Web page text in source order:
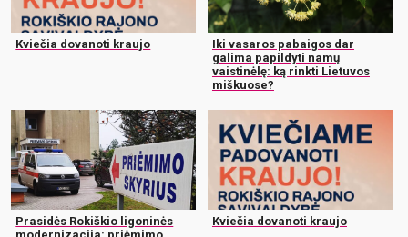
Kviečia dovanoti kraujo
Iki vasaros pabaigos dar
galima papildyti namų
vaistinėlę: ką rinkti Lietuvos
miškuose?
Prasidės Rokiškio ligoninės
Kviečia dovanoti kraujo